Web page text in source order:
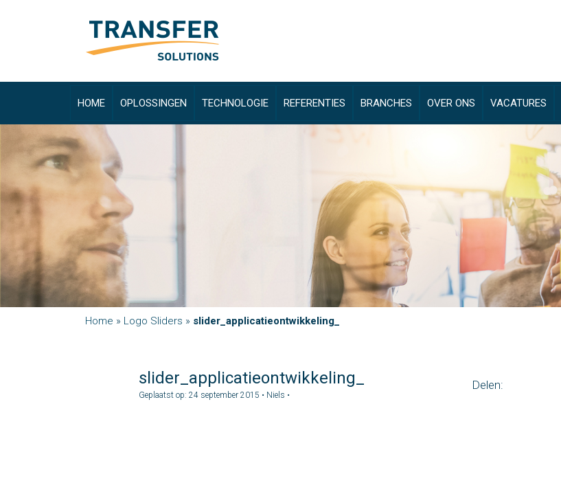
HOME OPLOSSINGEN TECHNOLOGIE REFERENTIES BRANCHES OVER ONS VACATURES
Home » Logo Sliders » slider_applicatieontwikkeling_
slider_applicatieontwikkeling_
Geplaatst op: 24 september 2015 • Niels •
Delen: